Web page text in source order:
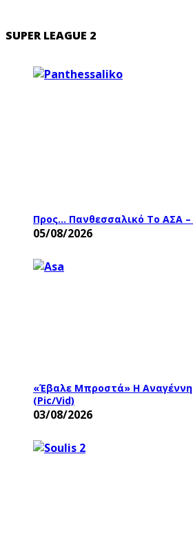
SUPER LEAGUE 2
Προς… Πανθεσσαλικό Το ΑΣΑ –
05/08/2026
«Έβαλε Μπροστά» Η
(pic/vid)
03/08/2026